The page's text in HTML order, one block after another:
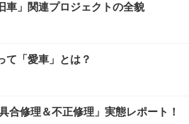
車」関連プロジェクトの全貌
て「愛車」とは？
合修理＆不正修理」実態レポート！